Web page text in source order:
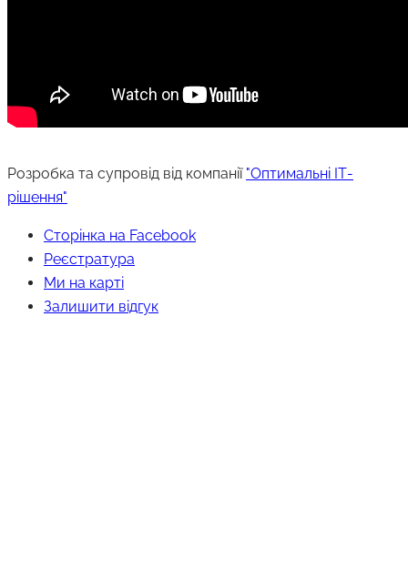
Розробка та супровід від компанії "Оптимальні ІТ-
рішення"
Сторінка на Facebook
Реєстратура
Ми на карті
Залишити відгук